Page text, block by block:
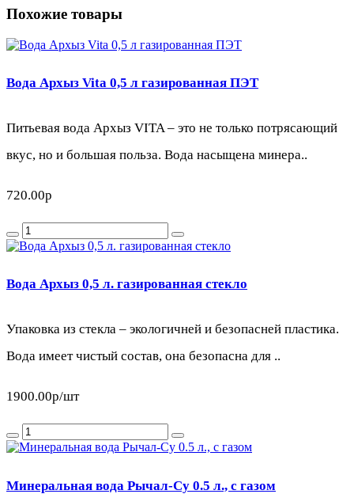
Похожие товары
Вода Архыз Vita 0,5 л газированная ПЭТ
Питьевая вода Архыз VITA – это не только потрясающий
вкус, но и большая польза. Вода насыщена минера..
720.00р
Вода Архыз 0,5 л. газированная стекло
Упаковка из стекла – экологичней и безопасней пластика.
Вода имеет чистый состав, она безопасна для ..
1900.00р/шт
Минеральная вода Рычал-Су 0.5 л., с газом